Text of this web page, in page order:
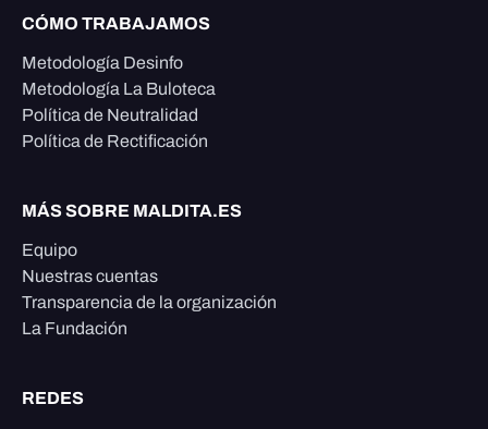
CÓMO TRABAJAMOS
Metodología Desinfo
Metodología La Buloteca
Política de Neutralidad
Política de Rectificación
MÁS SOBRE MALDITA.ES
Equipo
Nuestras cuentas
Transparencia de la organización
La Fundación
REDES